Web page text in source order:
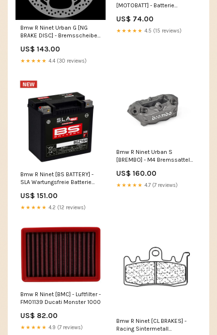
Bmw R Ninet Urban G [NG
BRAKE DISC] - Bremsscheibe
CL - 400g Schmierfett
US$ 143.00
★★★★★ 4.4 (30 reviews)
[MOTOBATT] - Batterie
CMX 250
US$ 74.00
★★★★★ 4.5 (15 reviews)
Bmw R Ninet [BS BATTERY] -
SLA Wartungsfreie Batterie
Harley-Davidson Softail
US$ 151.00
★★★★★ 4.2 (12 reviews)
Bmw R Ninet Urban S
[BREMBO] - M4 Bremssattel
Harley Davidson Softail
Deluxe (Milwaukee-Eight
US$ 160.00
★★★★★ 4.7 (7 reviews)
Bmw R Ninet [BMC] - Luftfilter -
FM01139 Ducati Monster 1000
US$ 82.00
★★★★★ 4.9 (7 reviews)
Bmw R Ninet [CL BRAKES] -
Racing Sintermetall